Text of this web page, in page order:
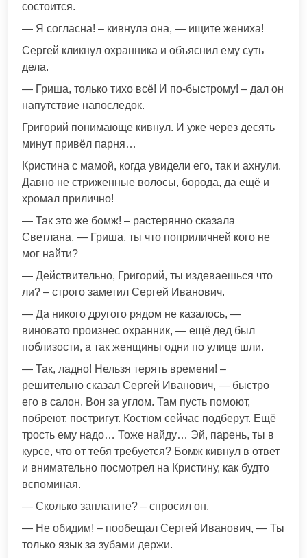
состоится.
— Я согласна! – кивнула она, — ищите жениха!
Сергей кликнул охранника и объяснил ему суть
дела.
— Гриша, только тихо всё! И по-быстрому! – дал он
напутствие напоследок.
Григорий понимающе кивнул. И уже через десять
минут привёл парня…
Кристина с мамой, когда увидели его, так и ахнули.
Давно не стриженные волосы, борода, да ещё и
хромал прилично!
— Так это же бомж! – растерянно сказала
Светлана, — Гриша, ты что поприличней кого не
мог найти?
— Действительно, Григорий, ты издеваешься что
ли? – строго заметил Сергей Иванович.
— Да никого другого рядом не казалось, —
виновато произнес охранник, — ещё дед был
поблизости, а так женщины одни по улице шли.
— Так, ладно! Нельзя терять времени! –
решительно сказал Сергей Иванович, — быстро
его в салон. Вон за углом. Там пусть помоют,
побреют, постригут. Костюм сейчас подберут. Ещё
трость ему надо… Тоже найду… Эй, парень, ты в
курсе, что от тебя требуется? Бомж кивнул в ответ
и внимательно посмотрел на Кристину, как будто
вспоминая.
— Сколько заплатите? – спросил он.
— Не обидим! – пообещал Сергей Иванович, — Ты
только язык за зубами держи.